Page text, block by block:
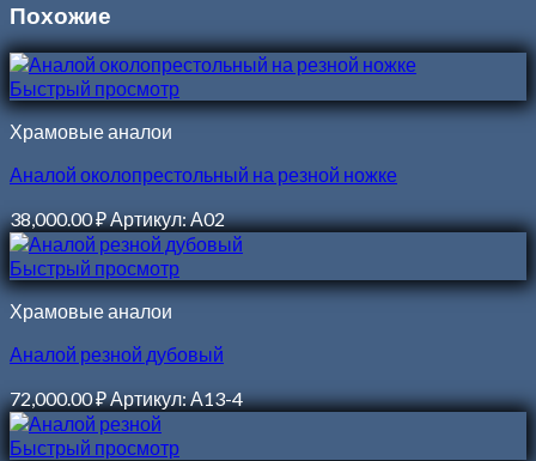
Похожие
Быстрый просмотр
Храмовые аналои
Аналой околопрестольный на резной ножке
38,000.00₽Артикул: А02
Быстрый просмотр
Храмовые аналои
Аналой резной дубовый
72,000.00₽Артикул: А13-4
Быстрый просмотр